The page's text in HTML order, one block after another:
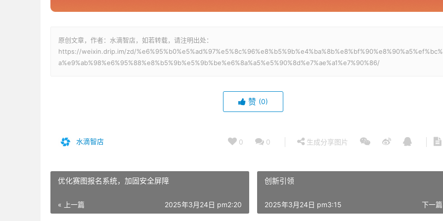
原创文章，作者：水滴智店，如若转载，请注明出处：
https://weixin.drip.im/zd/
a%e9%ab%98%e6%95%88%e8%b5%9b%e5%9b%be%e6%8a%a5%e5%90%8d%e7%ae%a1%e7%90%86/
赞 (0)
水滴智店 0 0 生成分享图片
优化赛图报名系统，加固安全屏障
« 上一篇 2025年3月24日 pm2:20
创新引领
下一
2025年3月24日 pm3:15